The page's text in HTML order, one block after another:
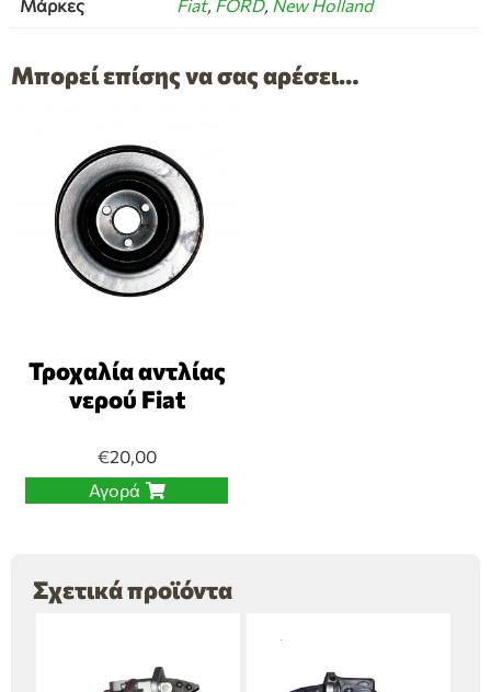
Μάρκες Fiat, FORD, New Holland
Μπορεί επίσης να σας αρέσει…
Τροχαλία αντλίας
νερού Fiat
€20,00
Αγορά
Σχετικά προϊόντα